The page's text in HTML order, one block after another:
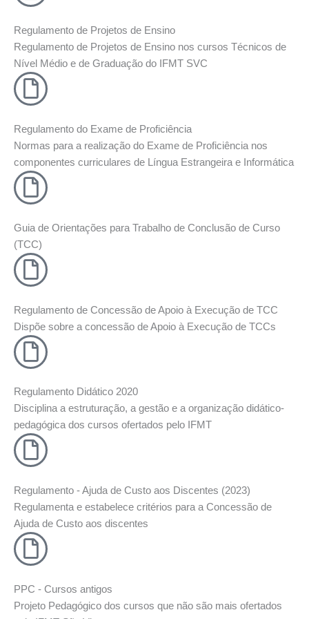
Regulamento de Projetos de Ensino
Regulamento de Projetos de Ensino nos cursos Técnicos de
Nível Médio e de Graduação do IFMT SVC
Regulamento do Exame de Proficiência
Normas para a realização do Exame de Proficiência nos
componentes curriculares de Língua Estrangeira e Informática
Guia de Orientações para Trabalho de Conclusão de Curso
(TCC)
Regulamento de Concessão de Apoio à Execução de TCC
Dispõe sobre a concessão de Apoio à Execução de TCCs
Regulamento Didático 2020
Disciplina a estruturação, a gestão e a organização didático-
pedagógica dos cursos ofertados pelo IFMT
Regulamento - Ajuda de Custo aos Discentes (2023)
Regulamenta e estabelece critérios para a Concessão de
Ajuda de Custo aos discentes
PPC - Cursos antigos
Projeto Pedagógico dos cursos que não são mais ofertados